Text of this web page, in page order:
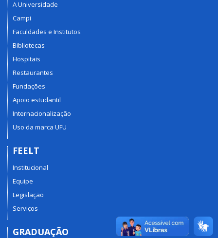
A Universidade
Campi
Faculdades e Institutos
Bibliotecas
Hospitais
Restaurantes
Fundações
Apoio estudantil
Internacionalização
Uso da marca UFU
FEELT
Institucional
Equipe
Legislação
Serviços
GRADUAÇÃO